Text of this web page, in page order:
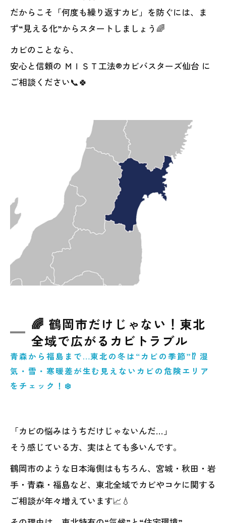
だからこそ「何度も繰り返すカビ」を防ぐには、ま
ず“見える化”からスタートしましょう🌈
カビのことなら、
安心と信頼の ＭＩＳＴ工法®カビバスターズ仙台 に
ご相談ください📞🍀
🌈 鶴岡市だけじゃない！東北
全域で広がるカビトラブル
青森から福島まで…東北の冬は“カビの季節”⁉ 湿
気・雪・寒暖差が生む見えないカビの危険エリア
をチェック！❄️
「カビの悩みはうちだけじゃないんだ…」
そう感じている方、実はとても多いんです。
鶴岡市のような日本海側はもちろん、宮城・秋田・岩
手・青森・福島など、東北全域でカビやコケに関する
ご相談が年々増えています📈💧